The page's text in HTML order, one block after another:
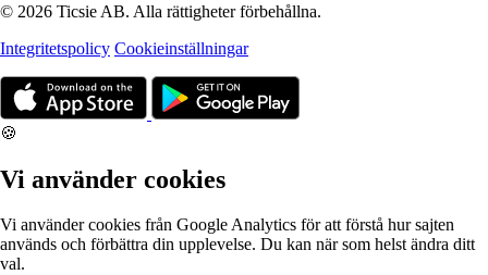
© 2026 Ticsie AB. Alla rättigheter förbehållna.
Integritetspolicy Cookieinställningar
🍪
Vi använder cookies
Vi använder cookies från Google Analytics för att förstå hur sajten
används och förbättra din upplevelse. Du kan när som helst ändra ditt
val.